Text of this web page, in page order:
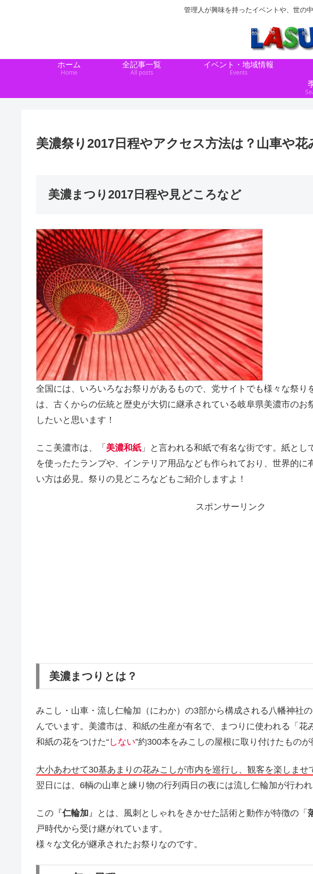
管理人が興味を持ったイベントや、世の
ホーム
Home
全記事一覧
All posts
イベント・地域情報
Events
美濃祭り2017日程やアクセス方法は？山車や花
美濃まつり2017日程や見どころなど
全国には、いろいろなお祭りがあるもので、党サイトでも様々な祭り
は、古くからの伝統と歴史が大切に継承されている岐阜県美濃市のお
したいと思います！
ここ美濃市は、「 美濃和紙 」と言われる和紙で有名な街です。紙と
を使ったたランプや、インテリア用品なども作られており、世界的に
い方は必見。祭りの見どころなどもご紹介しますよ！
スポンサーリンク
美濃まつりとは？
みこし・山車・流し仁輪加（にわか）の3部から構成される八幡神社
んでいます。美濃市は、和紙の生産が有名で、まつりに使われる「花
和紙の花をつけた“ しない”約300本をみこしの屋根に取り付けたものが
大小あわせて30基あまりの花みこしが市内を巡行し、観客を楽しませ
翌日には、6輌の山車と練り物の行列両日の夜には流し仁輪加が行われ
この『仁輪加』とは、風刺としゃれをきかせた話術と動作が特徴の「
戸時代から受け継がれています。
様々な文化が継承されたお祭りなのです。